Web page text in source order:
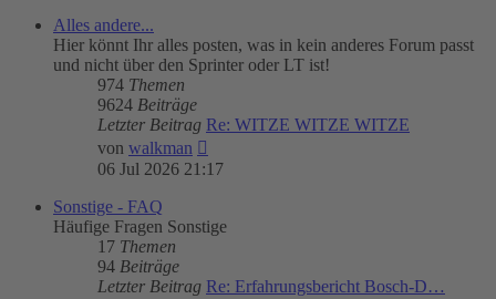
Alles andere...
Hier könnt Ihr alles posten, was in kein anderes Forum passt
und nicht über den Sprinter oder LT ist!
974 Themen
9624 Beiträge
Letzter Beitrag Re: WITZE WITZE WITZE
von walkman
Beitrag
06 Jul 2026 21:17
Sonstige - FAQ
Häufige Fragen Sonstige
17 Themen
94 Beiträge
Letzter Beitrag Re: Erfahrungsbericht Bosch-D…